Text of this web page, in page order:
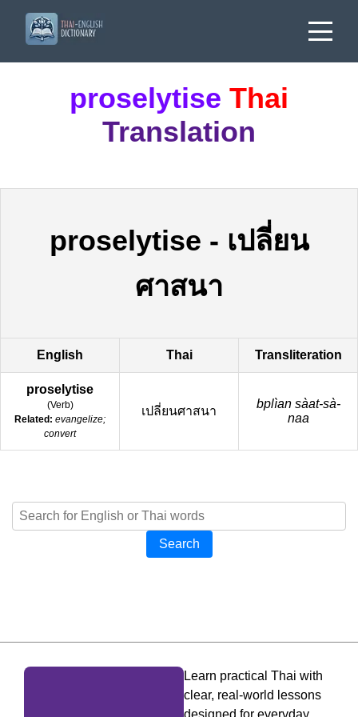
proselytise Thai
Translation
proselytise - เปลี่ยน
ศาสนา
English Thai Transliteration
proselytise
(Verb)
Related: evangelize;
convert
เปลี่ยนศาสนา
bplìan sàat-sà-
naa
Search
Learn practical Thai with
clear, real-world lessons
designed for everyday